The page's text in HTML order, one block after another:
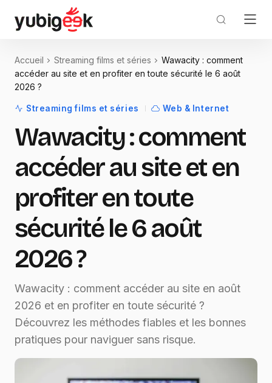
Accueil Streaming films et séries
Wawacity : comment
accéder au site et en profiter en toute sécurité le 6 août
2026 ?
Streaming films et séries Web & Internet
Wawacity : comment
accéder au site et en
profiter en toute
sécurité le 6 août
2026 ?
Wawacity : comment accéder au site en août
2026 et en profiter en toute sécurité ?
Découvrez les méthodes fiables et les bonnes
pratiques pour naviguer sans risque.